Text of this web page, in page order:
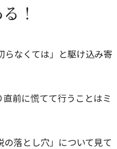
！
らなくては」と駆け込み寄
前に慌てて行うことはミ
落とし穴」について見て